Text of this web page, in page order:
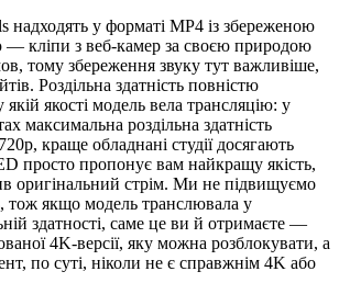
надходять у форматі MP4 із збереженою
— кліпи з веб-камер за своєю природою
тому збереження звуку тут важливіше,
Роздільна здатність повністю
якій якості модель вела трансляцію: у
максимальна роздільна здатність
краще обладнані студії досягають
просто пропонує вам найкращу якість,
оригінальний стрім. Ми не підвищуємо
тож якщо модель транслювала у
здатності, саме це ви й отримаєте —
4K-версії, яку можна розблокувати, а
по суті, ніколи не є справжнім 4K або